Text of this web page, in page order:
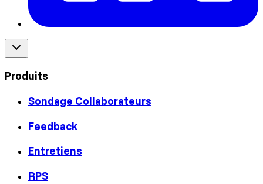
Produits
Sondage Collaborateurs
Feedback
Entretiens
RPS